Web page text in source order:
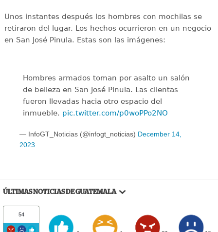
Unos instantes después los hombres con mochilas se
retiraron del lugar. Los hechos ocurrieron en un negocio
en San José Pinula. Estas son las imágenes:
Hombres armados toman por asalto un salón
de belleza en San José Pinula. Las clientas
fueron llevadas hacia otro espacio del
inmueble. pic.twitter.com/p0woPPo2NO
— InfoGT_Noticias (@infogt_noticias) December 14,
2023
ÚLTIMAS NOTICIAS DE GUATEMALA
54